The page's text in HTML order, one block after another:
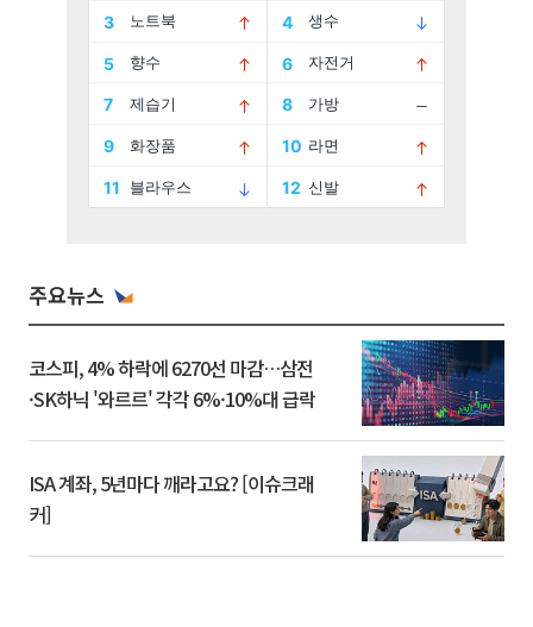
주요뉴스
코스피, 4% 하락에 6270선 마감…삼전
·SK하닉 '와르르' 각각 6%·10%대 급락
ISA 계좌, 5년마다 깨라고요? [이슈크래
커]